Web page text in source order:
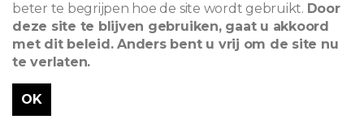
beter te begrijpen hoe de site wordt gebruikt. Door
deze site te blijven gebruiken, gaat u akkoord
met dit beleid. Anders bent u vrij om de site nu
te verlaten.
OK